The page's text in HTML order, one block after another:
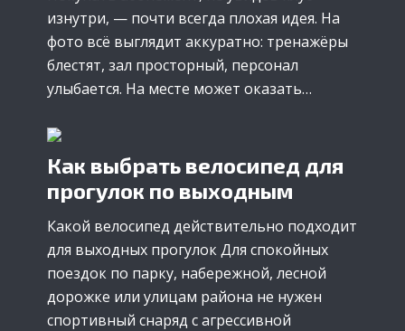
изнутри, — почти всегда плохая идея. На
фото всё выглядит аккуратно: тренажёры
блестят, зал просторный, персонал
улыбается. На месте может оказать…
Как выбрать велосипед для
прогулок по выходным
Какой велосипед действительно подходит
для выходных прогулок Для спокойных
поездок по парку, набережной, лесной
дорожке или улицам района не нужен
спортивный снаряд с агрессивной